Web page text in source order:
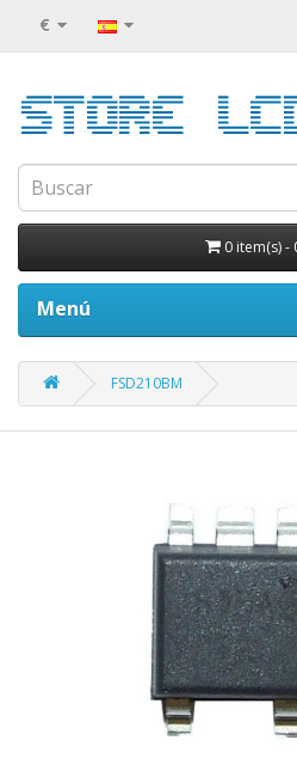
€
0 item(s)-
Menú
FSD210BM